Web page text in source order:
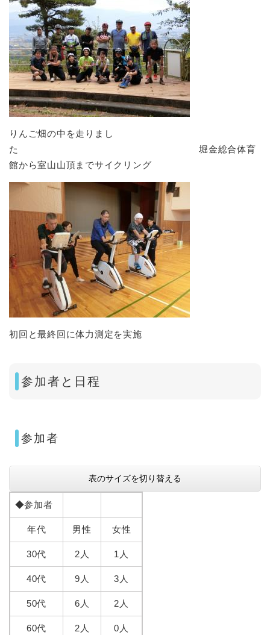
りんご畑の中を走りまし
た 堀金総合体育
館から室山山頂までサイクリング
初回と最終回に体力測定を実施
参加者と日程
参加者
表のサイズを切り替える
◆参加者
年代 男性 女性
30代 2人 1人
40代 9人 3人
50代 6人 2人
60代 2人 0人